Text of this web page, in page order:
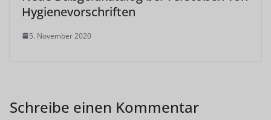
Hygienevorschriften
5. November 2020
Schreibe einen Kommentar